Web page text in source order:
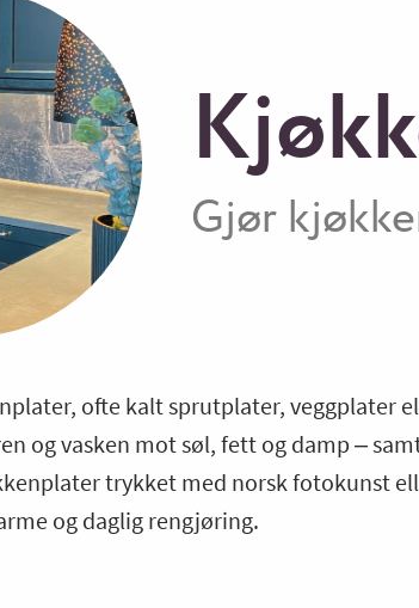
Gjør
ofte kalt sprutplater, veggplater
og vasken mot søl, fett og damp –
trykket med norsk fotokunst
og daglig rengjøring.